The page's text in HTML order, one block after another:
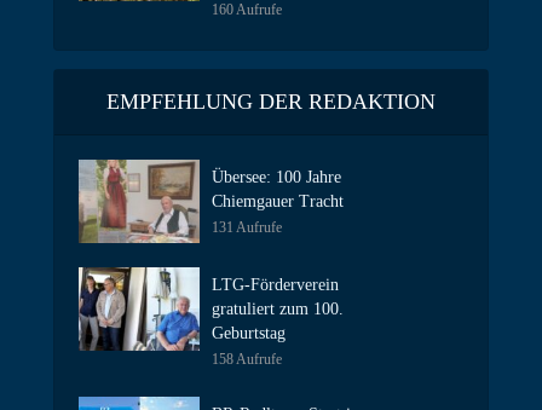
160 Aufrufe
EMPFEHLUNG DER REDAKTION
Übersee: 100 Jahre
Chiemgauer Tracht
131 Aufrufe
LTG-Förderverein
gratuliert zum 100.
Geburtstag
158 Aufrufe